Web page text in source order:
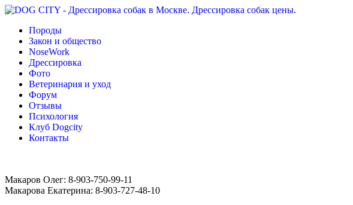
Породы
Закон и общество
NoseWork
Дрессировка
Фото
Ветеринария и уход
Форум
Отзывы
Психология
Клуб Dogcity
Контакты
Макаров Олег: 8-903-750-99-11
Макарова Екатерина: 8-903-727-48-10